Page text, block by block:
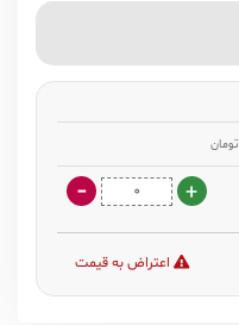
تومان
اعتراض به قیمت